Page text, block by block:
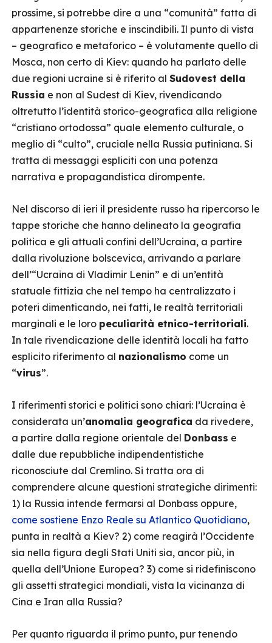
prossime, si potrebbe dire a una “comunità” fatta di
appartenenze storiche e inscindibili. Il punto di vista
– geografico e metaforico – è volutamente quello di
Mosca, non certo di Kiev: quando ha parlato delle
due regioni ucraine si è riferito al Sudovest della
Russia e non al Sudest di Kiev, rivendicando
oltretutto l’identità storico-geografica alla religione
“cristiano ortodossa” quale elemento culturale, o
meglio di “culto”, cruciale nella Russia putiniana. Si
tratta di messaggi espliciti con una potenza
narrativa e propagandistica dirompente.
Nel discorso di ieri il presidente russo ha ripercorso le
tappe storiche che hanno delineato la geografia
politica e gli attuali confini dell’Ucraina, a partire
dalla rivoluzione bolscevica, arrivando a parlare
dell’“Ucraina di Vladimir Lenin” e di un’entità
statuale fittizia che nel tempo ha centralizzato i
poteri dimenticando, nei fatti, le realtà territoriali
marginali e le loro peculiarità etnico-territoriali.
In tale rivendicazione delle identità locali ha fatto
esplicito riferimento al nazionalismo come un
“virus”.
I riferimenti storici e politici sono chiari: l’Ucraina è
considerata un’anomalia geografica da rivedere,
a partire dalla regione orientale del Donbass e
dalle due repubbliche indipendentistiche
riconosciute dal Cremlino. Si tratta ora di
comprendere alcune questioni strategiche dirimenti:
1) la Russia intende fermarsi al Donbass oppure,
come sostiene Enzo Reale su Atlantico Quotidiano,
punta in realtà a Kiev? 2) come reagirà l’Occidente
sia nella figura degli Stati Uniti sia, ancor più, in
quella dell’Unione Europea? 3) come si ridefiniscono
gli assetti strategici mondiali, vista la vicinanza di
Cina e Iran alla Russia?
Per quanto riguarda il primo punto, pur tenendo